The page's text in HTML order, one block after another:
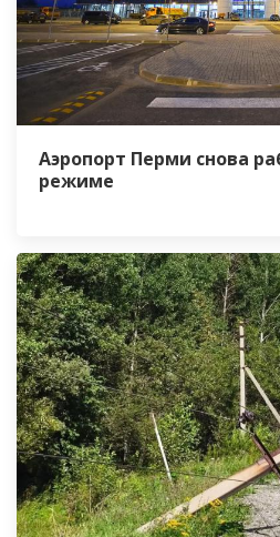
Аэропорт Перми снова
режиме